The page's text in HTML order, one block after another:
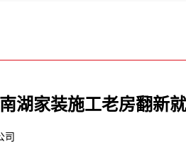
湖家装施工老房翻新
司